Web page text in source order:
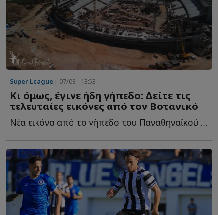
Super League | 07/08 - 13:53
Κι όμως, έγινε ήδη γήπεδο: Δείτε τις
τελευταίες εικόνες από τον Βοτανικό
Νέα εικόνα από το γήπεδο του Παναθηναϊκού και τις εγκαταστάσεις τ...